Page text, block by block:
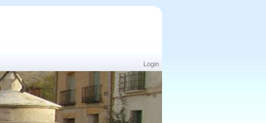
Login